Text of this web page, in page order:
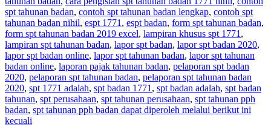
spt tahunan badan, contoh spt tahunan badan lengkap, contoh spt
tahunan badan nihil, espt 1771 , espt badan, form spt tahunan badan,
form spt tahunan badan 2019 excel, lampiran khusus spt 1771 ,
lampiran spt tahunan badan, lapor spt badan, lapor spt badan 2020,
lapor spt badan online, lapor spt tahunan badan, lapor spt tahunan
badan online, laporan pajak tahunan badan, pelaporan spt badan
2020, pelaporan spt tahunan badan, pelaporan spt tahunan badan
2020, spt 1771 adalah, spt badan 1771 , spt badan adalah, spt badan
tahunan, spt perusahaan, spt tahunan perusahaan, spt tahunan pph
badan, spt tahunan pph badan dapat diperoleh melalui berikut ini
kecuali